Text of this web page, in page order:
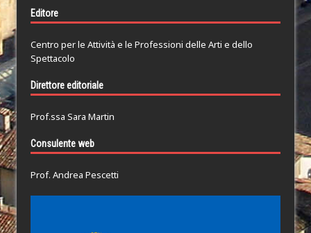
Editore
Centro per le Attività e le Professioni delle Arti e dello
Spettacolo
Direttore editoriale
Prof.ssa Sara Martin
Consulente web
Prof. Andrea Pescetti